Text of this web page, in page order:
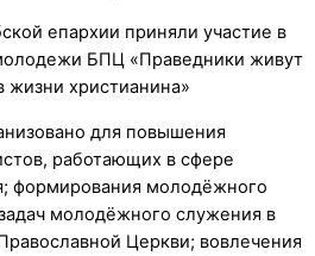
для повышения
работающих в сфере
формирования молодёжного
молодёжного служения в
Церкви; вовлечения